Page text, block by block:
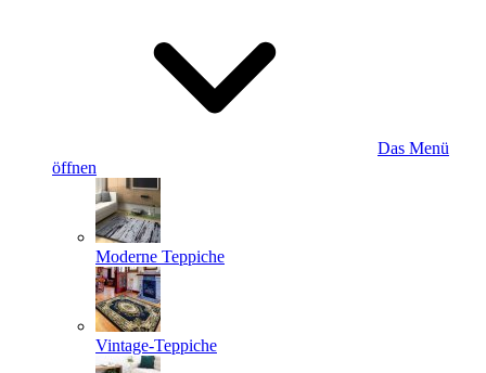
Das Menü
öffnen
Moderne Teppiche
Vintage-Teppiche